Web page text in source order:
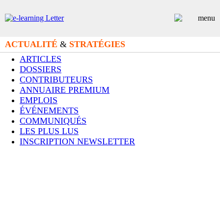
ARTICLES
DOSSIERS
CONTRIBUTEURS
ANNUAIRE PREMIUM
EMPLOIS
ÉVÉNEMENTS
COMMUNIQUÉS
LES PLUS LUS
INSCRIPTION NEWSLETTER
ACTUALITÉ & STRATÉGIES